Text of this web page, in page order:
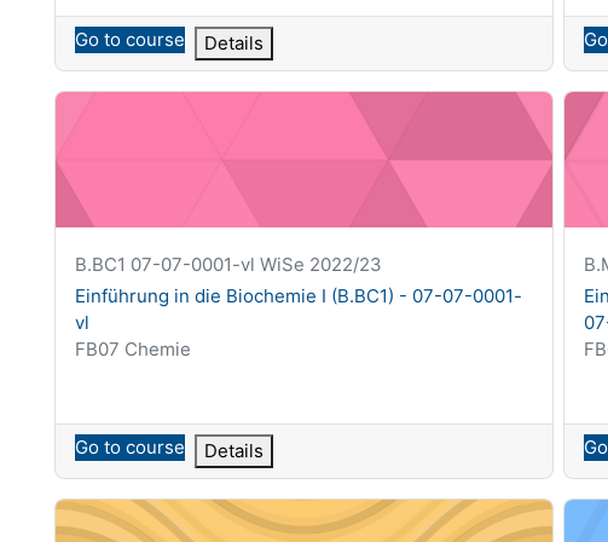
Go to course Details
Einführung in die Biochemie I (B.BC1) - 07-07-0001-vl
Krótka nazwa kursu
B.BC1 07-07-0001-vl WiSe 2022/23
Nazwa kursu
Einführung in die Biochemie I (B.BC1) - 07-07-0001-
vl
Kategoria kursu
FB07 Chemie
Go to course Details
Fortgeschrittenen-Praktikum in Makromolekularer Chemie HP1